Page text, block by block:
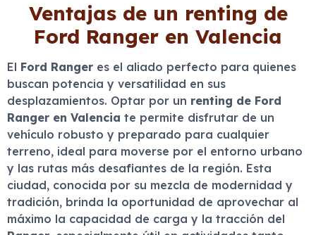
Ventajas de un renting de
Ford Ranger en Valencia
El Ford Ranger es el aliado perfecto para quienes
buscan potencia y versatilidad en sus
desplazamientos. Optar por un renting de Ford
Ranger en Valencia te permite disfrutar de un
vehículo robusto y preparado para cualquier
terreno, ideal para moverse por el entorno urbano
y las rutas más desafiantes de la región. Esta
ciudad, conocida por su mezcla de modernidad y
tradición, brinda la oportunidad de aprovechar al
máximo la capacidad de carga y la tracción del